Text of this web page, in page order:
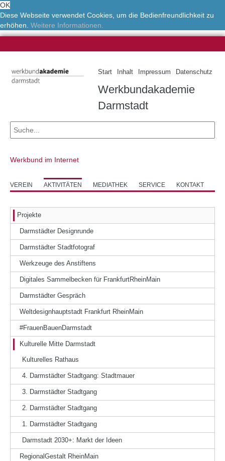
OK
Diese Webseite verwendet Cookies, um die Bedienfreundlichkeit zu
erhöhen. Weitere Informationen.
Start Inhalt Impressum Datenschutz
Werkbundakademie
Darmstadt
Werkbund im Internet
VEREIN AKTIVITÄTEN MEDIATHEK SERVICE KONTAKT
Projekte
Darmstädter Designrunde
Darmstädter Stadtfotograf
Werkzeuge des Anstiftens
Digitales Sammelbecken für FrankfurtRheinMain
Darmstädter Gespräch
Weltdesignhauptstadt Frankfurt RheinMain
#FrauenBauenDarmstadt
Kulturelle Mitte Darmstadt
Kulturelles Rathaus
4. Darmstädter Stadtgang: Stadtmauer
3. Darmstädter Stadtgang
2. Darmstädter Stadtgang
1. Darmstädter Stadtgang
Darmstadt 2030+: Markt der Ideen
RegionalGestalt RheinMain